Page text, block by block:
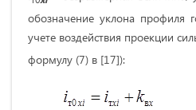
обозначение уклона профиля
учете воздействия проекции
формулу (7) в [17]):